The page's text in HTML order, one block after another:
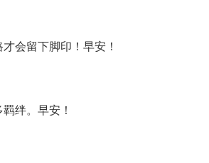
会留下脚印！早安！
绊。早安！